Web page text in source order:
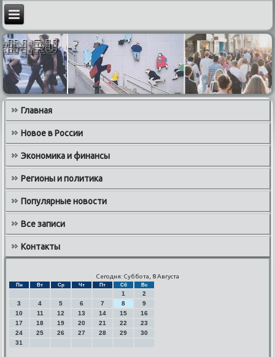
Главная
Новое в России
Экономика и финансы
Регионы и политика
Популярные новости
Все записи
Контакты
Сегодня: Суббота, 8 Августа
Пн Вт Ср Чт Пт Сб Вс
1
2
3
4 5 6 7 8
9
10
11 12 13 14 15
16
17
18 19 20 21 22
23
24
25 26 27 28 29
30
31